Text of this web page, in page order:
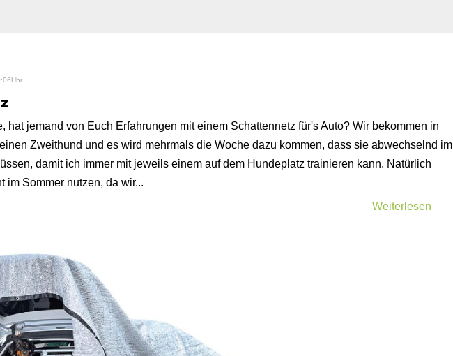
hat jemand von Euch Erfahrungen mit einem Schattennetz für's Auto? Wir bekommen in
Zweithund und es wird mehrmals die Woche dazu kommen, dass sie abwechselnd im
damit ich immer mit jeweils einem auf dem Hundeplatz trainieren kann. Natürlich
im Sommer nutzen, da wir...
Weiterlesen